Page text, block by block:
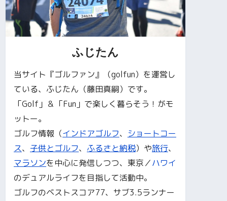
ふじたん
当サイト『ゴルファン』（golfun）を運営し
ている、ふじたん（藤田真嗣）です。
「Golf」＆「Fun」で楽しく暮らそう！がモ
ットー。
ゴルフ情報（インドアゴルフ、 ショートコー
ス、 子供とゴルフ、 ふるさと納税）や旅行、
マラソンを中心に発信しつつ、東京／ハワイ
のデュアルライフを目指して活動中。
ゴルフのベストスコア77、サブ3.5ランナー